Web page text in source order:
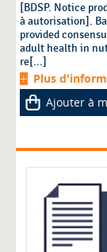
[BDSP. Notice
à autorisation].
provided
adult health in
re[...]
Plus
Ajouter à